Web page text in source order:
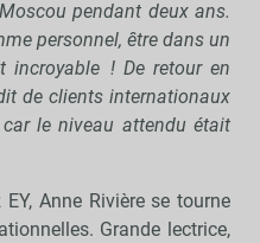
pendant deux ans.
personnel, être dans un
incroyable ! De retour en
de clients internationaux
le niveau attendu était
Anne Rivière se tourne
Grande lectrice,